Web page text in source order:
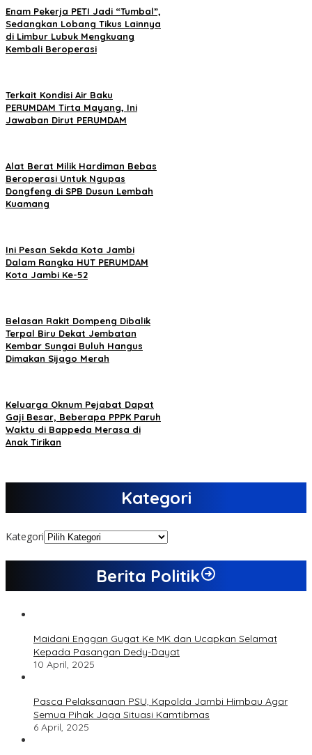
Enam Pekerja PETI Jadi “Tumbal”,
Sedangkan Lobang Tikus Lainnya
di Limbur Lubuk Mengkuang
Kembali Beroperasi
Terkait Kondisi Air Baku
PERUMDAM Tirta Mayang, Ini
Jawaban Dirut PERUMDAM
Alat Berat Milik Hardiman Bebas
Beroperasi Untuk Ngupas
Dongfeng di SPB Dusun Lembah
Kuamang
Ini Pesan Sekda Kota Jambi
Dalam Rangka HUT PERUMDAM
Kota Jambi Ke-52
Belasan Rakit Dompeng Dibalik
Terpal Biru Dekat Jembatan
Kembar Sungai Buluh Hangus
Dimakan Sijago Merah
Keluarga Oknum Pejabat Dapat
Gaji Besar, Beberapa PPPK Paruh
Waktu di Bappeda Merasa di
Anak Tirikan
Kategori
Kategori
Berita Politik
Maidani Enggan Gugat Ke MK dan Ucapkan Selamat
Kepada Pasangan Dedy-Dayat
10 April, 2025
Pasca Pelaksanaan PSU, Kapolda Jambi Himbau Agar
Semua Pihak Jaga Situasi Kamtibmas
6 April, 2025